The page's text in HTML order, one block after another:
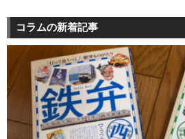
コラムの新着記事